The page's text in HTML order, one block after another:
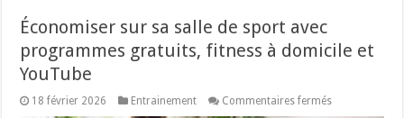
Économiser sur sa salle de sport avec
programmes gratuits, fitness à domicile et
YouTube
18 février 2026 Entrainement Commentaires ferméssur